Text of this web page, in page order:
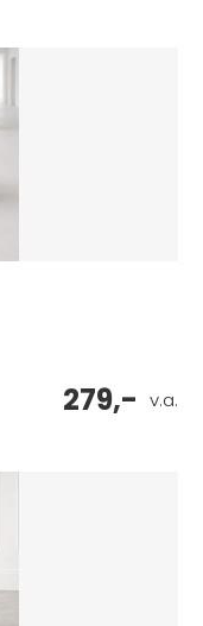
v.a.
279,-